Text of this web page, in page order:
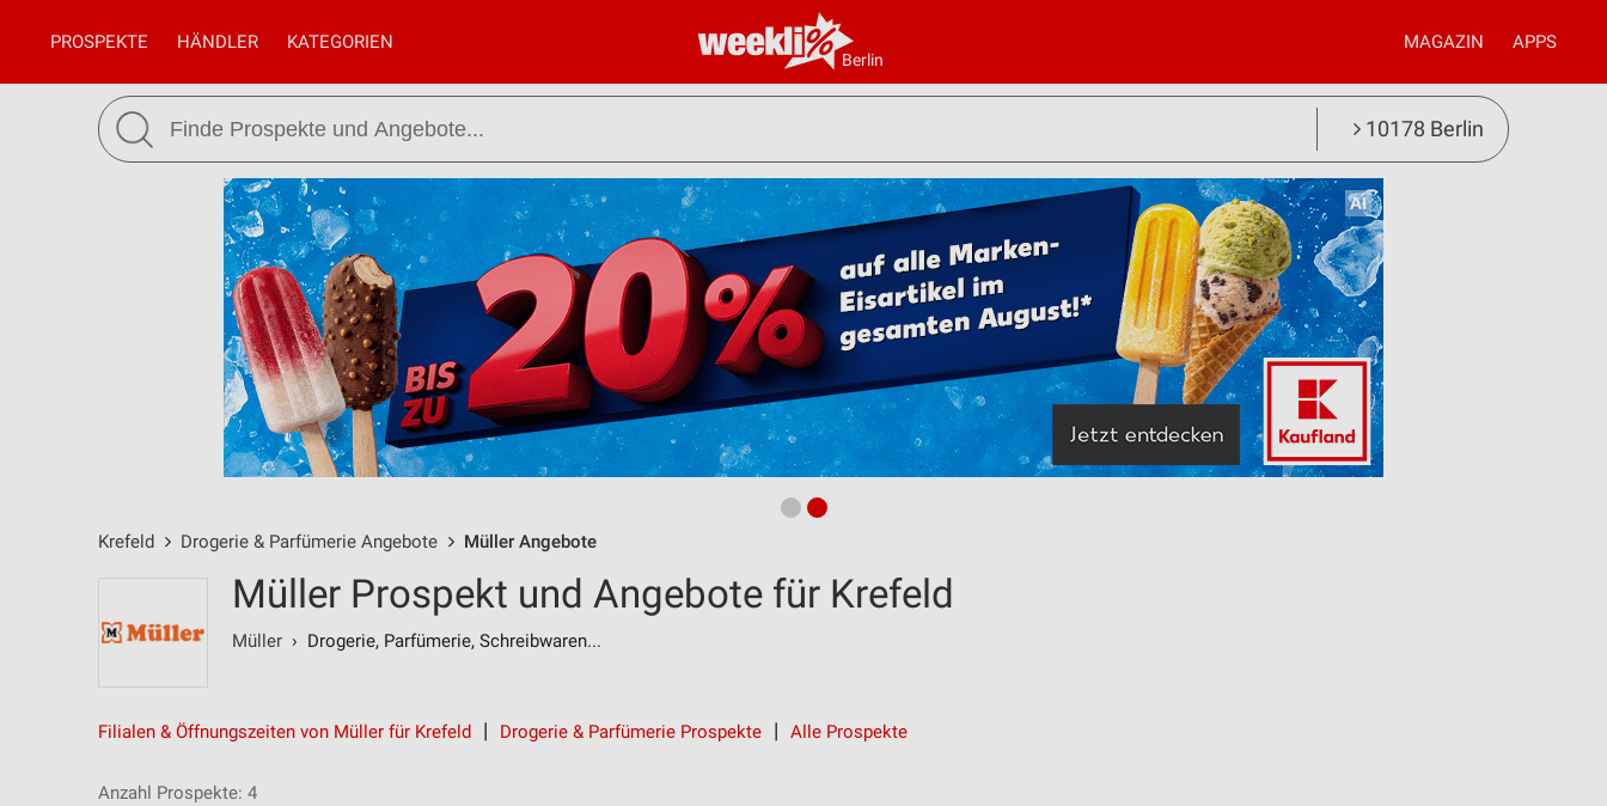
Berlin
PROSPEKTE HÄNDLER KATEGORIEN MAGAZIN APPS
10178 Berlin
Krefeld Drogerie & Parfümerie Angebote Müller Angebote
Müller Prospekt und Angebote für Krefeld
Müller › Drogerie, Parfümerie, Schreibwaren...
Filialen & Öffnungszeiten von Müller für Krefeld Drogerie & Parfümerie Prospekte Alle Prospekte
Anzahl Prospekte: 4